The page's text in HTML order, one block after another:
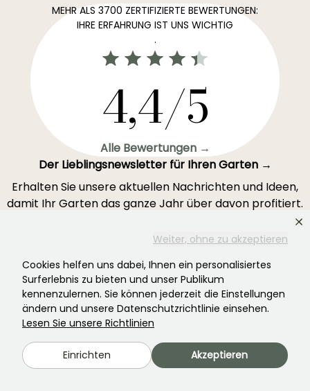
Weiter, ohne zu akzeptieren
Cookies helfen uns dabei, Ihnen ein personalisiertes
Surferlebnis zu bieten und unser Publikum
kennenzulernen. Sie können jederzeit die Einstellungen
ändern und unsere Datenschutzrichtlinie einsehen.
Lesen Sie unsere Richtlinien
Einrichten Akzeptieren
MEHR ALS 3700 ZERTIFIZIERTE BEWERTUNGEN:
IHRE ERFAHRUNG IST UNS WICHTIG
.
4,4/5
Alle Bewertungen →
Der Lieblingsnewsletter für Ihren Garten →
Erhalten Sie unsere aktuellen Nachrichten und Ideen,
damit Ihr Garten das ganze Jahr über davon profitiert.
Registrieren Sie sich →
Dieses Formular ist durch reCAPTCHA geschützt – es gelten die
Datenschutzbestimmungenund die